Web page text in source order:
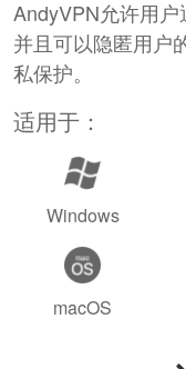
AndyVPN允许用户
并且可以隐匿用户
私保护。
适用于：
Windows
macOS